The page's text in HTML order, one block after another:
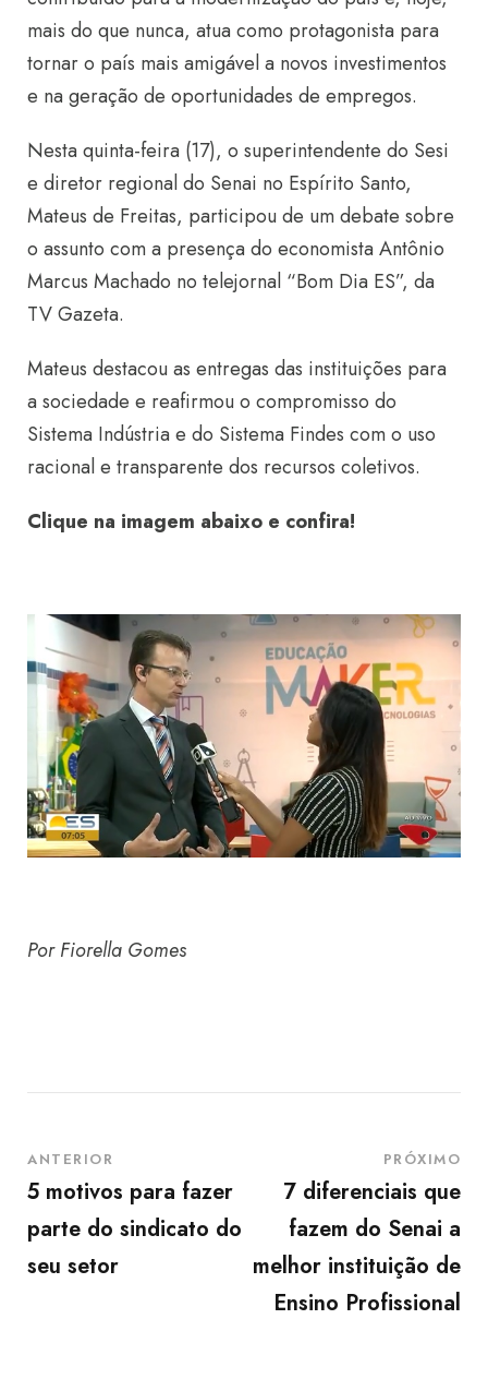
mais do que nunca, atua como protagonista para
tornar o país mais amigável a novos investimentos
e na geração de oportunidades de empregos.
Nesta quinta-feira (17), o superintendente do Sesi
e diretor regional do Senai no Espírito Santo,
Mateus de Freitas, participou de um debate sobre
o assunto com a presença do economista Antônio
Marcus Machado no telejornal “Bom Dia ES”, da
TV Gazeta.
Mateus destacou as entregas das instituições para
a sociedade e reafirmou o compromisso do
Sistema Indústria e do Sistema Findes com o uso
racional e transparente dos recursos coletivos.
Clique na imagem abaixo e confira!
Por Fiorella Gomes
ANTERIOR
5 motivos para fazer
parte do sindicato do
seu setor
PRÓXIMO
7 diferenciais que
fazem do Senai a
melhor instituição de
Ensino Profissional